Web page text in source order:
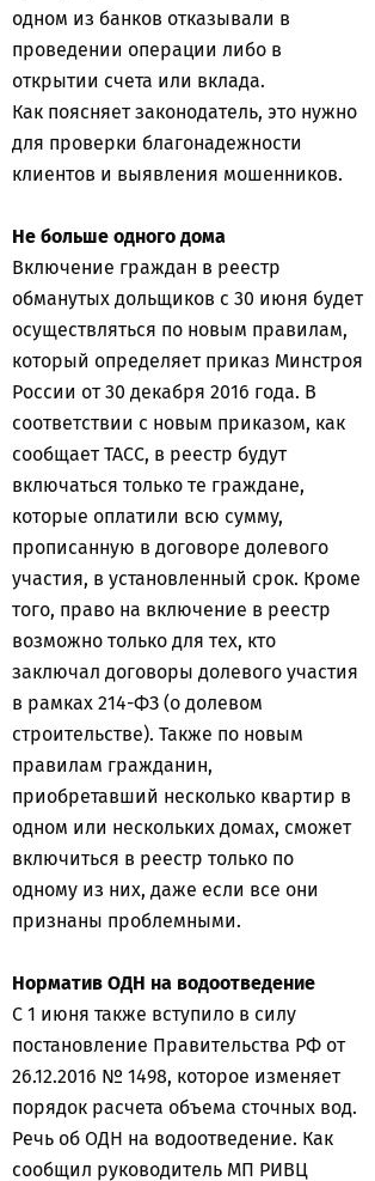
одном из банков отказывали в
проведении операции либо в
открытии счета или вклада.
Как поясняет законодатель, это нужно
для проверки благонадежности
клиентов и выявления мошенников.
Не больше одного дома
Включение граждан в реестр
обманутых дольщиков с 30 июня будет
осуществляться по новым правилам,
который определяет приказ Минстроя
России от 30 декабря 2016 года. В
соответствии с новым приказом, как
сообщает ТАСС, в реестр будут
включаться только те граждане,
которые оплатили всю сумму,
прописанную в договоре долевого
участия, в установленный срок. Кроме
того, право на включение в реестр
возможно только для тех, кто
заключал договоры долевого участия
в рамках 214-ФЗ (о долевом
строительстве). Также по новым
правилам гражданин,
приобретавший несколько квартир в
одном или нескольких домах, сможет
включиться в реестр только по
одному из них, даже если все они
признаны проблемными.
Норматив ОДН на водоотведение
С 1 июня также вступило в силу
постановление Правительства РФ от
26.12.2016 № 1498, которое изменяет
порядок расчета объема сточных вод.
Речь об ОДН на водоотведение. Как
сообщил руководитель МП РИВЦ